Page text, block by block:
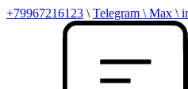
+79967216123 \ Telegram \ Max \